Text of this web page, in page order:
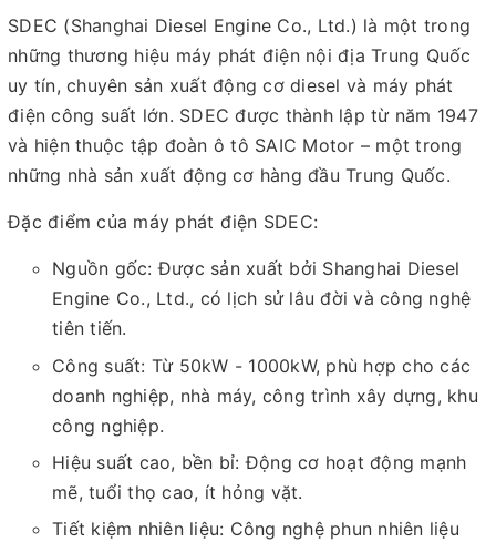
SDEC (Shanghai Diesel Engine Co., Ltd.) là một trong
những thương hiệu máy phát điện nội địa Trung Quốc
uy tín, chuyên sản xuất động cơ diesel và máy phát
điện công suất lớn. SDEC được thành lập từ năm 1947
và hiện thuộc tập đoàn ô tô SAIC Motor – một trong
những nhà sản xuất động cơ hàng đầu Trung Quốc.
Đặc điểm của máy phát điện SDEC:
Nguồn gốc: Được sản xuất bởi Shanghai Diesel
Engine Co., Ltd., có lịch sử lâu đời và công nghệ
tiên tiến.
Công suất: Từ 50kW - 1000kW, phù hợp cho các
doanh nghiệp, nhà máy, công trình xây dựng, khu
công nghiệp.
Hiệu suất cao, bền bỉ: Động cơ hoạt động mạnh
mẽ, tuổi thọ cao, ít hỏng vặt.
Tiết kiệm nhiên liệu: Công nghệ phun nhiên liệu